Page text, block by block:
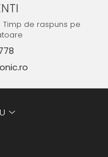
Timp de raspuns pe